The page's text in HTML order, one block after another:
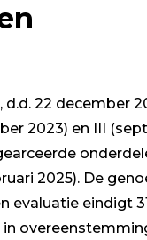
22 december
2023) en III
2025). De
eindigt
in